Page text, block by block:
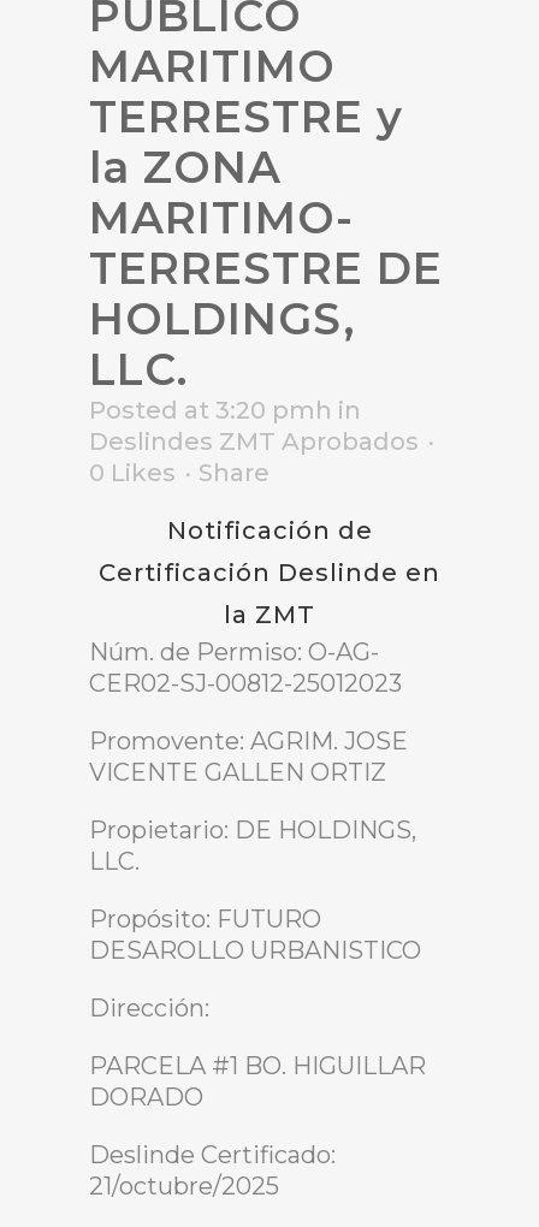
PUBLICO
MARITIMO
TERRESTRE y
la ZONA
MARITIMO-
TERRESTRE DE
HOLDINGS,
LLC.
Posted at 3:20 pmh in
Deslindes ZMT Aprobados
0 Likes
Share
Notificación de
Certificación Deslinde en
la ZMT
Núm. de Permiso: O-AG-
CER02-SJ-00812-25012023
Promovente: AGRIM. JOSE
VICENTE GALLEN ORTIZ
Propietario: DE HOLDINGS,
LLC.
Propósito: FUTURO
DESAROLLO URBANISTICO
Dirección:
PARCELA #1 BO. HIGUILLAR
DORADO
Deslinde Certificado:
21/octubre/2025